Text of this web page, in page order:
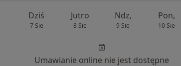
Dziś
7 Sie
Jutro
8 Sie
Ndz,
9 Sie
Pon,
10 Sie
Umawianie online nie jest dostępne